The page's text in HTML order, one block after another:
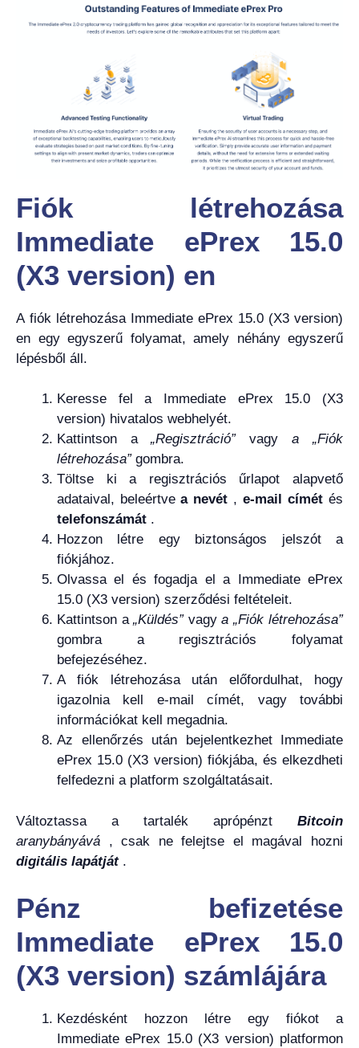
Fiók létrehozása
Immediate ePrex 15.0
(X3 version) en
A fiók létrehozása Immediate ePrex 15.0 (X3 version)
en egy egyszerű folyamat, amely néhány egyszerű
lépésből áll.
Keresse fel a Immediate ePrex 15.0 (X3
version) hivatalos webhelyét.
Kattintson a „Regisztráció”vagy a „Fiók
létrehozása”gombra.
Töltse ki a regisztrációs űrlapot alapvető
adataival, beleértve a nevét , e-mail címét és
telefonszámát .
Hozzon létre egy biztonságos jelszót a
fiókjához.
Olvassa el és fogadja el a Immediate ePrex
15.0 (X3 version) szerződési feltételeit.
Kattintson a „Küldés”vagy a „Fiók létrehozása”
gombra a regisztrációs folyamat
befejezéséhez.
A fiók létrehozása után előfordulhat, hogy
igazolnia kell e-mail címét, vagy további
információkat kell megadnia.
Az ellenőrzés után bejelentkezhet Immediate
ePrex 15.0 (X3 version) fiókjába, és elkezdheti
felfedezni a platform szolgáltatásait.
Változtassa a tartalék aprópénzt Bitcoin
aranybányává , csak ne felejtse el magával hozni
digitális lapátját.
Pénz befizetése
Immediate ePrex 15.0
(X3 version) számlájára
Kezdésként hozzon létre egy fiókot a
Immediate ePrex 15.0 (X3 version) platformon